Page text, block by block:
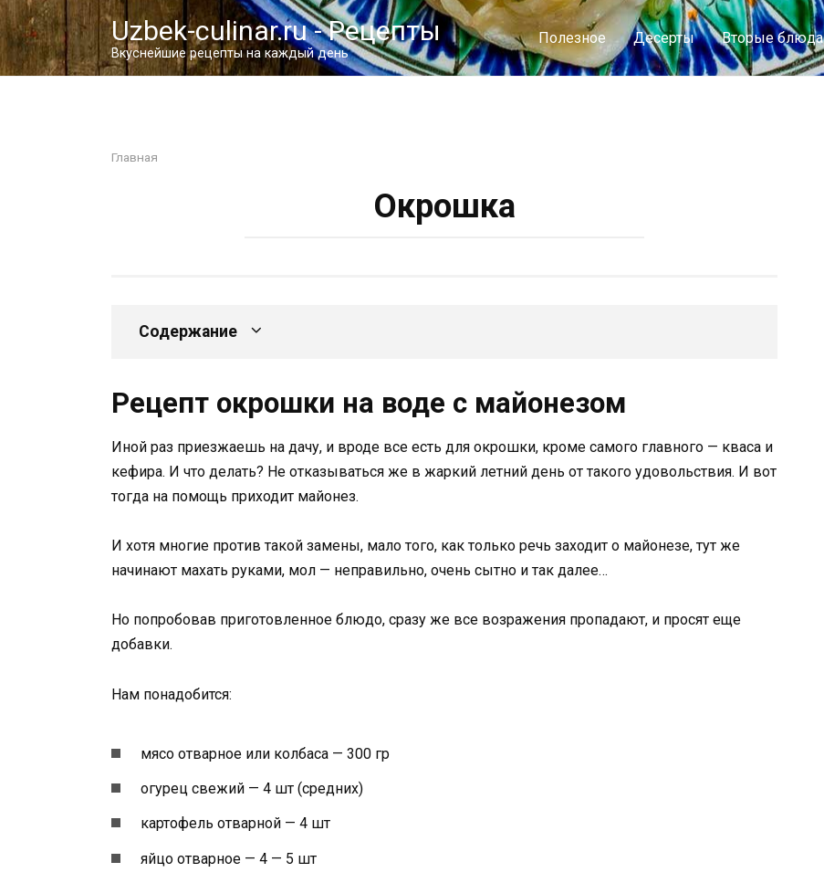
Перейти
к
контенту
Uzbek-culinar.ru - Рецепты
Вкуснейшие рецепты на каждый день
Полезное Десерты Вторые блюда
Главная
Окрошка
Содержание
Рецепт окрошки на воде с майонезом
Иной раз приезжаешь на дачу, и вроде все есть для окрошки, кроме самого главного — кваса и
кефира. И что делать? Не отказываться же в жаркий летний день от такого удовольствия. И вот
тогда на помощь приходит майонез.
И хотя многие против такой замены, мало того, как только речь заходит о майонезе, тут же
начинают махать руками, мол — неправильно, очень сытно и так далее…
Но попробовав приготовленное блюдо, сразу же все возражения пропадают, и просят еще
добавки.
Нам понадобится:
мясо отварное или колбаса — 300 гр
огурец свежий — 4 шт (средних)
картофель отварной — 4 шт
яйцо отварное — 4 — 5 шт